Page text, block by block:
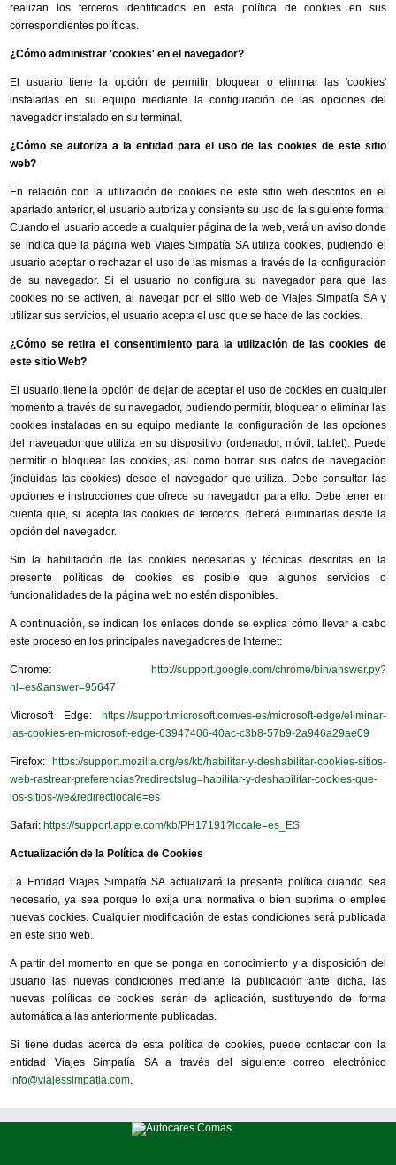
realizan los terceros identificados en esta política de cookies en sus
correspondientes políticas.
¿Cómo administrar 'cookies' en el navegador?
El usuario tiene la opción de permitir, bloquear o eliminar las 'cookies'
instaladas en su equipo mediante la configuración de las opciones del
navegador instalado en su terminal.
¿Cómo se autoriza a la entidad para el uso de las cookies de este sitio
web?
En relación con la utilización de cookies de este sitio web descritos en el
apartado anterior, el usuario autoriza y consiente su uso de la siguiente forma:
Cuando el usuario accede a cualquier página de la web, verá un aviso donde
se indica que la página web Viajes Simpatía SA utiliza cookies, pudiendo el
usuario aceptar o rechazar el uso de las mismas a través de la configuración
de su navegador. Si el usuario no configura su navegador para que las
cookies no se activen, al navegar por el sitio web de Viajes Simpatía SA y
utilizar sus servicios, el usuario acepta el uso que se hace de las cookies.
¿Cómo se retira el consentimiento para la utilización de las cookies de
este sitio Web?
El usuario tiene la opción de dejar de aceptar el uso de cookies en cualquier
momento a través de su navegador, pudiendo permitir, bloquear o eliminar las
cookies instaladas en su equipo mediante la configuración de las opciones
del navegador que utiliza en su dispositivo (ordenador, móvil, tablet). Puede
permitir o bloquear las cookies, así como borrar sus datos de navegación
(incluidas las cookies) desde el navegador que utiliza. Debe consultar las
opciones e instrucciones que ofrece su navegador para ello. Debe tener en
cuenta que, si acepta las cookies de terceros, deberá eliminarlas desde la
opción del navegador.
Sin la habilitación de las cookies necesarias y técnicas descritas en la
presente políticas de cookies es posible que algunos servicios o
funcionalidades de la página web no estén disponibles.
A continuación, se indican los enlaces donde se explica cómo llevar a cabo
este proceso en los principales navegadores de Internet:
Chrome: http://support.google.com/chrome/bin/answer.py?
hl=es&answer=95647
Microsoft Edge: https://support.microsoft.com/es-es/microsoft-edge/eliminar-
las-cookies-en-microsoft-edge-63947406-40ac-c3b8-57b9-2a946a29ae09
Firefox: https://support.mozilla.org/es/kb/habilitar-y-deshabilitar-cookies-sitios-
web-rastrear-preferencias?redirectslug=habilitar-y-deshabilitar-cookies-que-
los-sitios-we&redirectlocale=es
Safari:https://support.apple.com/kb/PH17191?locale=es_ES
Actualización de la Política de Cookies
La Entidad Viajes Simpatía SA actualizará la presente política cuando sea
necesario, ya sea porque lo exija una normativa o bien suprima o emplee
nuevas cookies. Cualquier modificación de estas condiciones será publicada
en este sitio web.
A partir del momento en que se ponga en conocimiento y a disposición del
usuario las nuevas condiciones mediante la publicación ante dicha, las
nuevas políticas de cookies serán de aplicación, sustituyendo de forma
automática a las anteriormente publicadas.
Si tiene dudas acerca de esta política de cookies, puede contactar con la
entidad Viajes Simpatía SA a través del siguiente correo electrónico
info@viajessimpatia.com